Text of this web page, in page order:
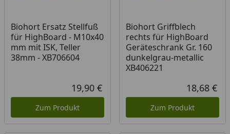
Biohort Ersatz Stellfuß
für HighBoard - M10x40
mm mit ISK, Teller
38mm - XB706604
Aktueller Preis
19,90 €
Zum Produkt
Biohort Griffblech
rechts für HighBoard
Geräteschrank Gr. 160
dunkelgrau-metallic
XB406221
18,68 €
Zum Produkt